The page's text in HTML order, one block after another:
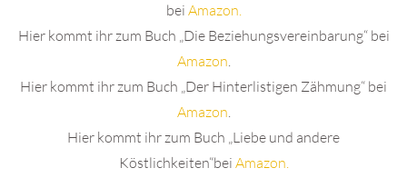
bei Amazon.
Hier kommt ihr zum Buch „Die Beziehungsvereinbarung“ bei
Amazon.
Hier kommt ihr zum Buch „Der Hinterlistigen Zähmung“ bei
Amazon.
Hier kommt ihr zum Buch „Liebe und andere
Köstlichkeiten“bei Amazon.